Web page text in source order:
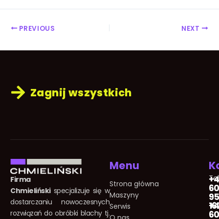
PREVIOUS NEXT
Zagnij wszystkich
Firma
Chmielińskispecjalizuje się w
dostarczaniu nowoczesnych
rozwiązań do obróbki blachy tj.
Menu
Strona główna
Maszyny
Serwis